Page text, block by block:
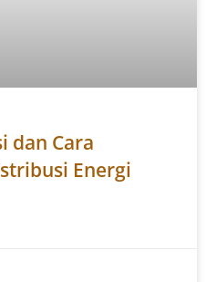
dan Cara
Energi